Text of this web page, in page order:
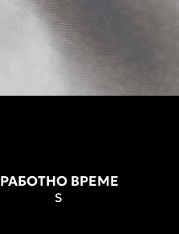
РАБОТНО ВРЕМЕ
S